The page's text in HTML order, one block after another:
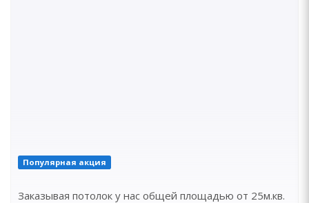
Популярная акция
Заказывая потолок у нас общей площадью от 25м.кв.